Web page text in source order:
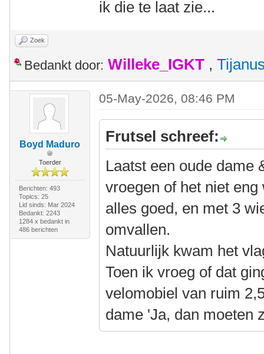
ik die te laat zie...
Zoek
Bedankt door: Willeke_IGKT ,
Boyd Maduro
Toerder
Berichten: 493
Topics: 25
Lid sinds: Mar 2024
Bedankt: 2243
1284 x bedankt in
486 berichten
05-May-2026, 08:46 PM
Frutsel schreef:
Laatst een oude dame
vroegen of het niet
alles goed, en met 3
omvallen.
Natuurlijk kwam het
Toen ik vroeg of dat
velomobiel van ruim
dame 'Ja, dan moeten